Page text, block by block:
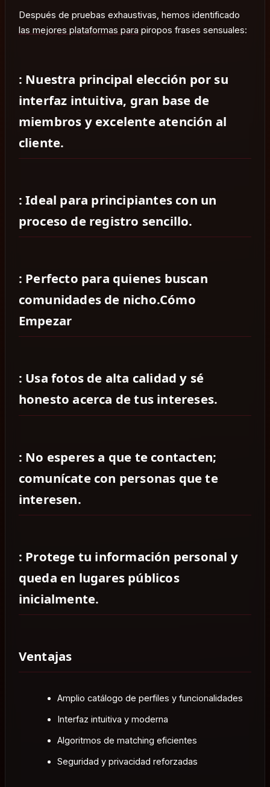
Después de pruebas exhaustivas, hemos identificado
las mejores plataformas para piropos frases sensuales:
: Nuestra principal elección por su
interfaz intuitiva, gran base de
miembros y excelente atención al
cliente.
: Ideal para principiantes con un
proceso de registro sencillo.
: Perfecto para quienes buscan
comunidades de nicho.Cómo
Empezar
: Usa fotos de alta calidad y sé
honesto acerca de tus intereses.
: No esperes a que te contacten;
comunícate con personas que te
interesen.
: Protege tu información personal y
queda en lugares públicos
inicialmente.
Ventajas
Amplio catálogo de perfiles y funcionalidades
Interfaz intuitiva y moderna
Algoritmos de matching eficientes
Seguridad y privacidad reforzadas